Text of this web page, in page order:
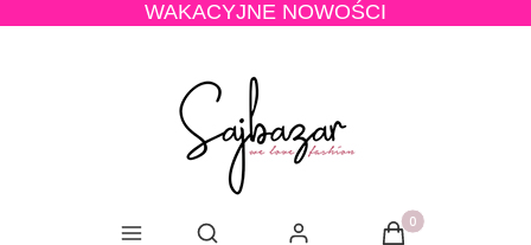
WAKACYJNE NOWOŚCI
Otwórz wyszukiwarkę Produkty w